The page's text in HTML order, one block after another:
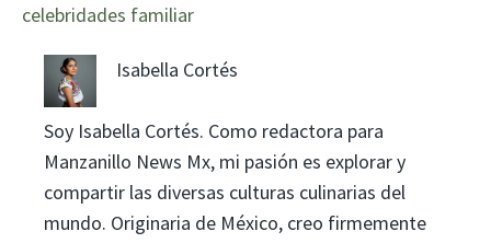
celebridades familiar
Isabella Cortés
Soy Isabella Cortés. Como redactora para
Manzanillo News Mx, mi pasión es explorar y
compartir las diversas culturas culinarias del
mundo. Originaria de México, creo firmemente